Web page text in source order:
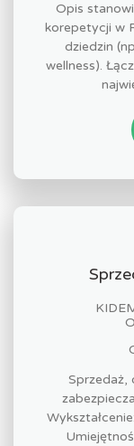
Opis
korepetycji w
dziedzin
wellness).
Sprzedaż,